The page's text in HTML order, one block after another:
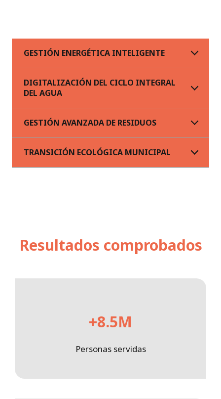
GESTIÓN ENERGÉTICA INTELIGENTE
DIGITALIZACIÓN DEL CICLO INTEGRAL
DEL AGUA
GESTIÓN AVANZADA DE RESIDUOS
TRANSICIÓN ECOLÓGICA MUNICIPAL
Resultados comprobados
+8.5M
Personas servidas